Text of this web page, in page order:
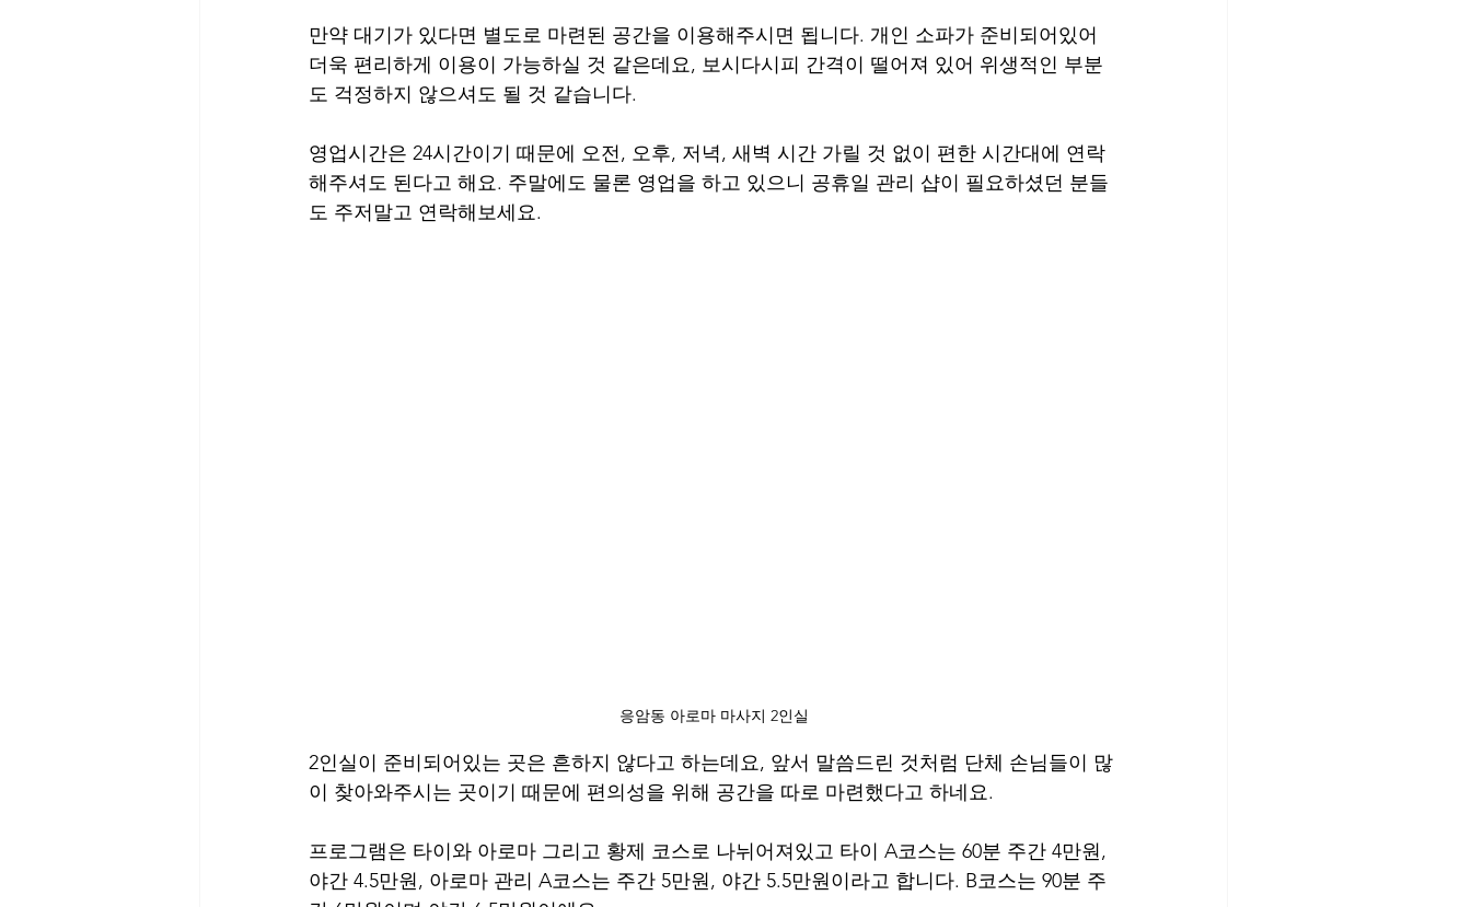
만약 대기가 있다면 별도로 마련된 공간을 이용해주시면 됩니다. 개인 소파가 준비되어있어
더욱 편리하게 이용이 가능하실 것 같은데요, 보시다시피 간격이 떨어져 있어 위생적인 부분
도 걱정하지 않으셔도 될 것 같습니다.
영업시간은 24시간이기 때문에 오전, 오후, 저녁, 새벽 시간 가릴 것 없이 편한 시간대에 연락
해주셔도 된다고 해요. 주말에도 물론 영업을 하고 있으니 공휴일 관리 샵이 필요하셨던 분들
도 주저말고 연락해보세요.
응암동 아로마 마사지 2인실
2인실이 준비되어있는 곳은 흔하지 않다고 하는데요, 앞서 말씀드린 것처럼 단체 손님들이 많
이 찾아와주시는 곳이기 때문에 편의성을 위해 공간을 따로 마련했다고 하네요.
프로그램은 타이와 아로마 그리고 황제 코스로 나뉘어져있고 타이 A코스는 60분 주간 4만원,
야간 4.5만원, 아로마 관리 A코스는 주간 5만원, 야간 5.5만원이라고 합니다. B코스는 90분 주